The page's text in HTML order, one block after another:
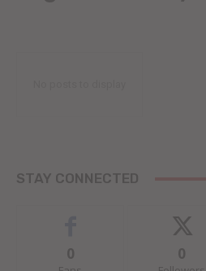
STAY CONNECTED
0 0